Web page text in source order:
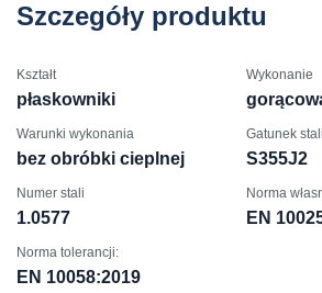
Szczegóły produktu
Kształt
płaskowniki
Wykonanie
Warunki wykonania
bez obróbki cieplnej
Gatunek stali
S355J2
Numer stali
1.0577
Norma
EN
Norma tolerancji:
EN 10058:2019